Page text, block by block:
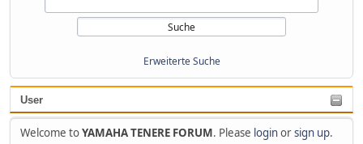
Erweiterte Suche
User
Welcome toYAMAHA TENERE FORUM. Please loginorsign up.